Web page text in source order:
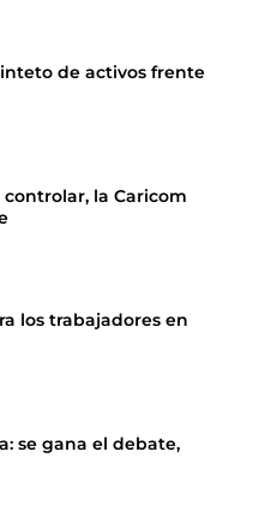
de activos frente
la Caricom
los trabajadores en
se gana el debate,